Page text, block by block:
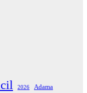
2026 Adama